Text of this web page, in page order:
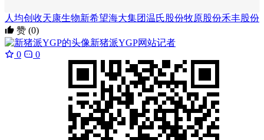
人均创收天康生物新希望海大集团温氏股份牧原股份禾丰股份
赞 (0)
新猪派YGP网站记者
0
0